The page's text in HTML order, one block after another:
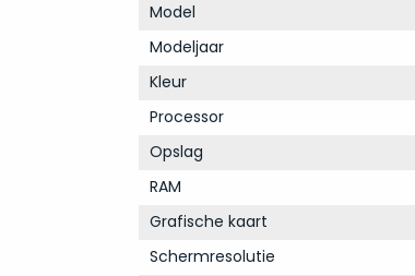
Model
Modeljaar
Kleur
Processor
Opslag
RAM
Grafische kaart
Schermresolutie